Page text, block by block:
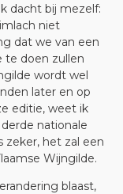
dacht bij mezelf:
niet
dat we van een
te doen zullen
wordt wel
later en op
editie, weet ik
nationale
zeker, het zal een
Wijngilde.
blaast,